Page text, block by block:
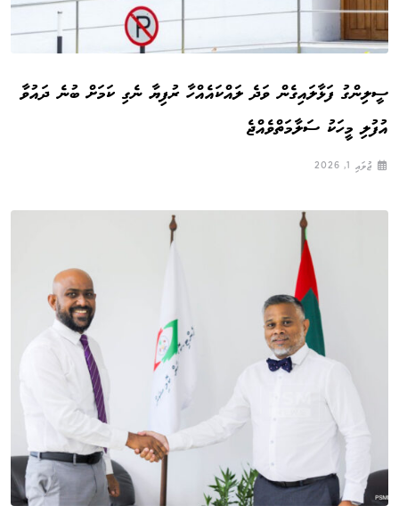
ސީލިންގު ފަޅާލައިގެން ވަދެ ލައްކައެއްހާ ރުފިޔާ ނެގި ކަމަށް ބުނެ ދައުވާ
އުފުލި މީހަކު ސަލާމަތްވެއްޖެ
ޖުލައި 1, 2026